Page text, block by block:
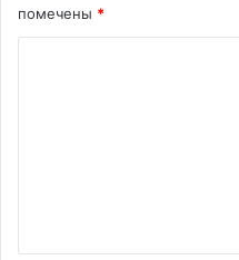
помечены *